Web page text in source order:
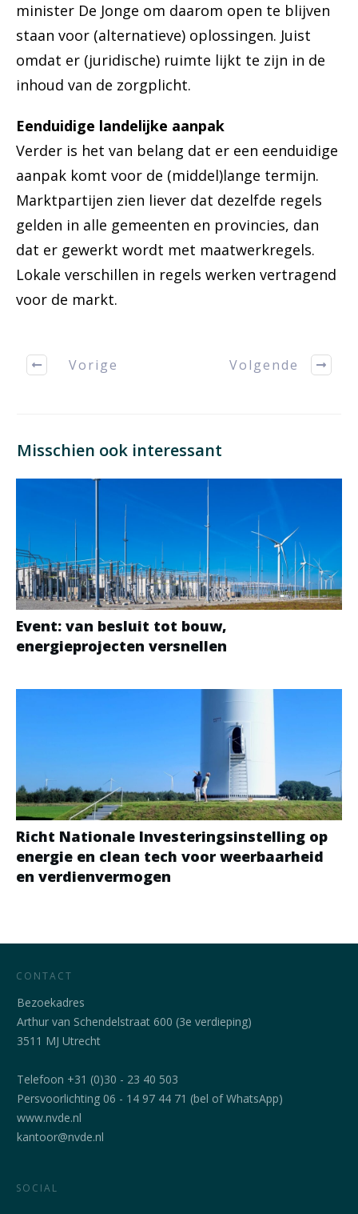
minister De Jonge om daarom open te blijven
staan voor (alternatieve) oplossingen. Juist
omdat er (juridische) ruimte lijkt te zijn in de
inhoud van de zorgplicht.
Eenduidige landelijke aanpak
Verder is het van belang dat er een eenduidige
aanpak komt voor de (middel)lange termijn.
Marktpartijen zien liever dat dezelfde regels
gelden in alle gemeenten en provincies, dan
dat er gewerkt wordt met maatwerkregels.
Lokale verschillen in regels werken vertragend
voor de markt.
Vorige Volgende
Misschien ook interessant
Event: van besluit tot bouw,
energieprojecten versnellen
Richt Nationale Investeringsinstelling op
energie en clean tech voor weerbaarheid
en verdienvermogen
CONTACT
Bezoekadres
Arthur van Schendelstraat 600 (3e verdieping)
3511 MJ Utrecht
Telefoon +31 (0)30 - 23 40 503
Persvoorlichting 06 - 14 97 44 71 (bel of WhatsApp)
www.nvde.nl
kantoor@nvde.nl
SOCIAL